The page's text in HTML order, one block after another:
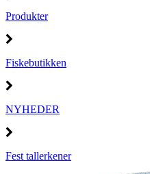
Produkter
Fiskebutikken
NYHEDER
Fest tallerkener